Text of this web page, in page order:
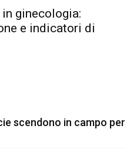
ginecologia:
e indicatori di
scendono in campo per